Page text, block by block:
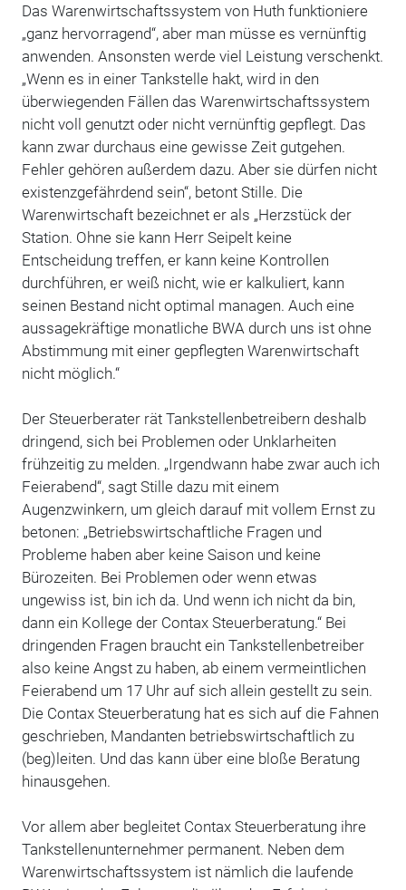
Das Warenwirtschaftssystem von Huth funktioniere
„ganz hervorragend“, aber man müsse es vernünftig
anwenden. Ansonsten werde viel Leistung verschenkt.
„Wenn es in einer Tankstelle hakt, wird in den
überwiegenden Fällen das Warenwirtschaftssystem
nicht voll genutzt oder nicht vernünftig gepflegt. Das
kann zwar durchaus eine gewisse Zeit gutgehen.
Fehler gehören außerdem dazu. Aber sie dürfen nicht
existenzgefährdend sein“, betont Stille. Die
Warenwirtschaft bezeichnet er als „Herzstück der
Station. Ohne sie kann Herr Seipelt keine
Entscheidung treffen, er kann keine Kontrollen
durchführen, er weiß nicht, wie er kalkuliert, kann
seinen Bestand nicht optimal managen. Auch eine
aussagekräftige monatliche BWA durch uns ist ohne
Abstimmung mit einer gepflegten Warenwirtschaft
nicht möglich.“
Der Steuerberater rät Tankstellenbetreibern deshalb
dringend, sich bei Problemen oder Unklarheiten
frühzeitig zu melden. „Irgendwann habe zwar auch ich
Feierabend“, sagt Stille dazu mit einem
Augenzwinkern, um gleich darauf mit vollem Ernst zu
betonen: „Betriebswirtschaftliche Fragen und
Probleme haben aber keine Saison und keine
Bürozeiten. Bei Problemen oder wenn etwas
ungewiss ist, bin ich da. Und wenn ich nicht da bin,
dann ein Kollege der Contax Steuerberatung.“ Bei
dringenden Fragen braucht ein Tankstellenbetreiber
also keine Angst zu haben, ab einem vermeintlichen
Feierabend um 17 Uhr auf sich allein gestellt zu sein.
Die Contax Steuerberatung hat es sich auf die Fahnen
geschrieben, Mandanten betriebswirtschaftlich zu
(beg)leiten. Und das kann über eine bloße Beratung
hinausgehen.
Vor allem aber begleitet Contax Steuerberatung ihre
Tankstellenunternehmer permanent. Neben dem
Warenwirtschaftssystem ist nämlich die laufende